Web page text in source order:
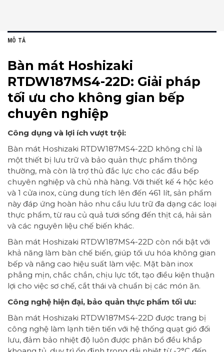
MÔ TẢ
Bàn mát Hoshizaki
RTDW187MS4-22D: Giải pháp
tối ưu cho không gian bếp
chuyên nghiệp
Công dụng và lợi ích vượt trội:
Bàn mát Hoshizaki RTDW187MS4-22D không chỉ là
một thiết bị lưu trữ và bảo quản thực phẩm thông
thường, mà còn là trợ thủ đắc lực cho các đầu bếp
chuyên nghiệp và chủ nhà hàng. Với thiết kế 4 hộc kéo
và 1 cửa inox, cùng dung tích lên đến 461 lít, sản phẩm
này đáp ứng hoàn hảo nhu cầu lưu trữ đa dạng các loại
thực phẩm, từ rau củ quả tươi sống đến thịt cá, hải sản
và các nguyên liệu chế biến khác.
Bàn mát Hoshizaki RTDW187MS4-22D còn nổi bật với
khả năng làm bàn chế biến, giúp tối ưu hóa không gian
bếp và nâng cao hiệu suất làm việc. Mặt bàn inox
phẳng mịn, chắc chắn, chịu lực tốt, tạo điều kiện thuận
lợi cho việc sơ chế, cắt thái và chuẩn bị các món ăn.
Công nghệ hiện đại, bảo quản thực phẩm tối ưu:
Bàn mát Hoshizaki RTDW187MS4-22D được trang bị
công nghệ làm lạnh tiên tiến với hệ thống quạt gió đối
lưu, đảm bảo nhiệt độ luôn được phân bổ đều khắp